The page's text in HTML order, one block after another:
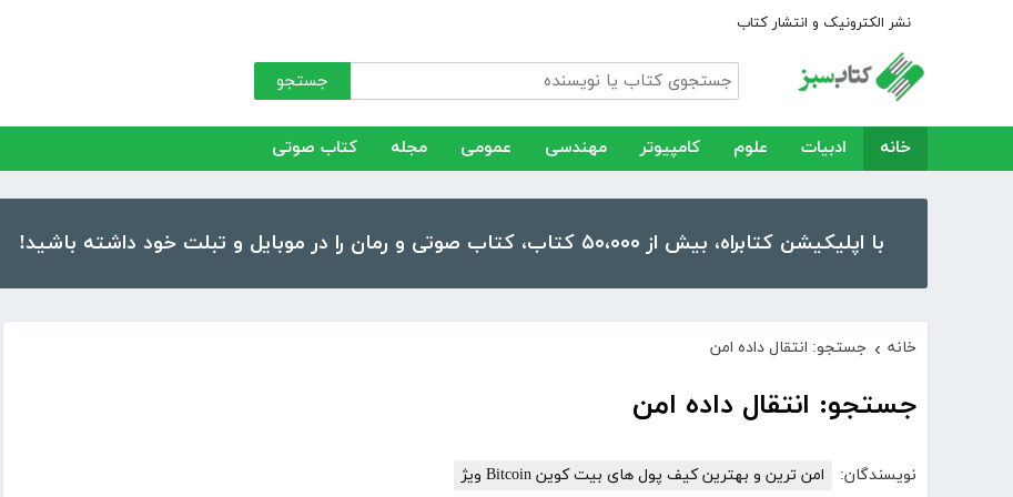
نشر الکترونیک و انتشار کتاب
جستجو
خانه ادبیات علوم کامپیوتر مهندسی عمومی مجله کتاب صوتی
با اپلیکیشن کتابراه، بیش از ۵۰،۰۰۰ کتاب، کتاب صوتی و رمان را در موبایل و تبلت خود داشته باشید!
خانه › جستجو: انتقال داده امن
جستجو: انتقال داده امن
نویسندگان: امن ترین و بهترین کیف پول های بیت کوین Bitcoin ویژ